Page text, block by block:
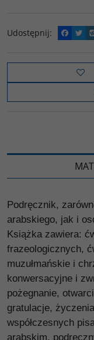
Udostępnij:
F
a
e
o
k
T
w
t
t
e
Podręcznik,
arabskiego, jak i
Książka zawiera:
frazeologicznych,
muzułmańskie i
konwersacyjne i
pożegnanie,
gratulacje,
współczesnych
arabskim,